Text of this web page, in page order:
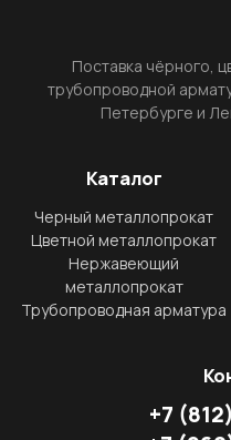
Поставка чёрного,
трубопроводной
Петербурге и
Каталог
Черный металлопрокат
Цветной металлопрокат
Нержавеющий
металлопрокат
Трубопроводная арматура
+7 (812)